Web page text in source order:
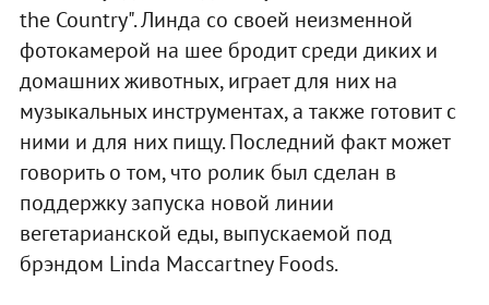
the Country". Линда со своей неизменной
фотокамерой на шее бродит среди диких и
домашних животных, играет для них на
музыкальных инструментах, а также готовит с
ними и для них пищу. Последний факт может
говорить о том, что ролик был сделан в
поддержку запуска новой линии
вегетарианской еды, выпускаемой под
брэндом Linda Maccartney Foods.